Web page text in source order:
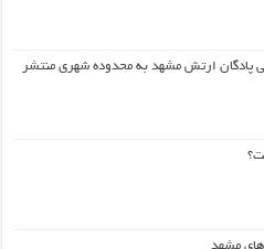
پادگان ارتش مشهد به محدوده شهری منتشر
مشهد